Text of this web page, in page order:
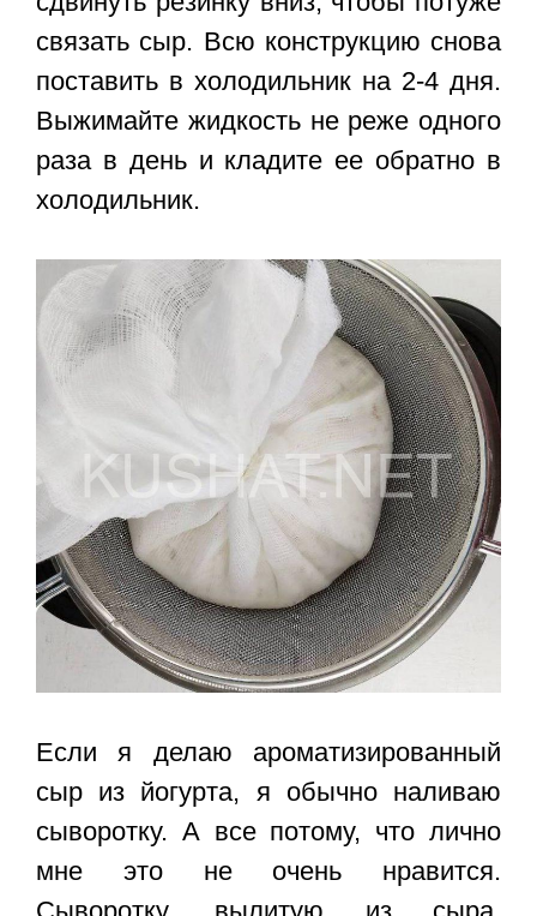
связать сыр. Всю конструкцию снова
поставить в холодильник на 2-4 дня.
Выжимайте жидкость не реже одного
раза в день и кладите ее обратно в
холодильник.
Если я делаю ароматизированный
сыр из йогурта, я обычно наливаю
сыворотку. А все потому, что лично
мне это не очень нравится.